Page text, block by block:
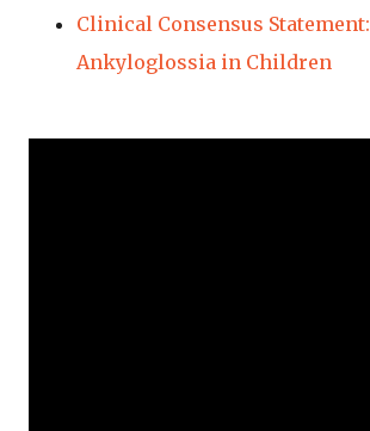
Clinical Consensus Statement:
Ankyloglossia in Children